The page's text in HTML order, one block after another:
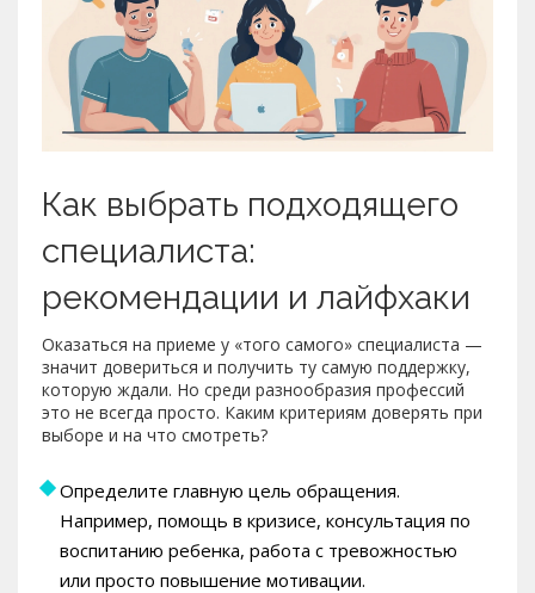
Как выбрать подходящего
специалиста:
рекомендации и лайфхаки
Оказаться на приеме у «того самого» специалиста —
значит довериться и получить ту самую поддержку,
которую ждали. Но среди разнообразия профессий
это не всегда просто. Каким критериям доверять при
выборе и на что смотреть?
Определите главную цель обращения.
Например, помощь в кризисе, консультация по
воспитанию ребенка, работа с тревожностью
или просто повышение мотивации.